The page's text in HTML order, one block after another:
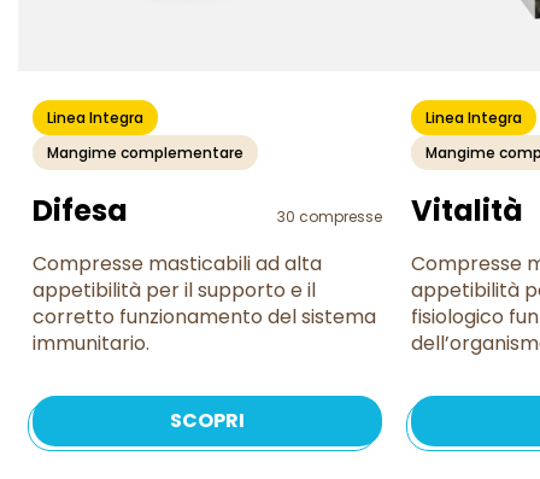
Linea Integra
Mangime complementare
Difesa 30 compresse
Compresse masticabili ad alta
appetibilità per il supporto e il
corretto funzionamento del sistema
immunitario.
SCOPRI
Linea Integra
Mangime
Vitalità
Compresse
appetibilità
fisiologico